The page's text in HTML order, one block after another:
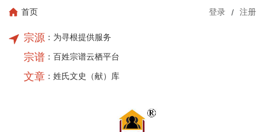
首页 登录 / 注册
宗源 ：为寻根提供服务
宗谱 ：百姓宗谱云栖平台
文章 ：姓氏文史（献）库